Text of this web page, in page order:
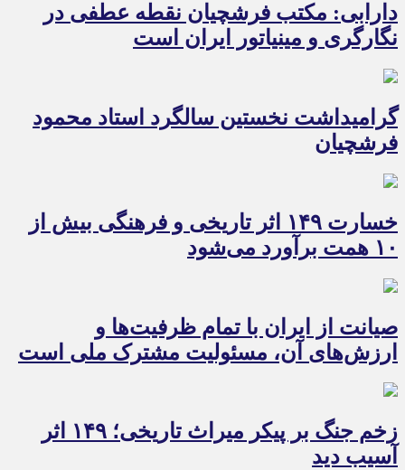
دارابی: مکتب فرشچیان نقطه عطفی در
نگارگری و مینیاتور ایران است
گرامیداشت نخستین سالگرد استاد محمود
فرشچیان
خسارت ۱۴۹ اثر تاریخی و فرهنگی بیش از
۱۰ همت برآورد می‌شود
صیانت از ایران با تمام ظرفیت‌ها و
ارزش‌های آن، مسئولیت مشترک ملی است
زخم جنگ بر پیکر میراث تاریخی؛ ۱۴۹ اثر
آسیب دید